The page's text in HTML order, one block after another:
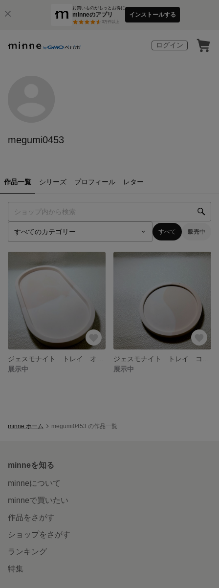
お買いものがもっとお得に
minneのアプリ
3万件以上
インストールする
ログイン
megumi0453
作品一覧 シリーズ プロフィール レター
すべて 販売中
展示中
展示中
minne ホーム megumi0453 の作品一覧
minneを知る
minneについて
minneで買いたい
作品をさがす
ショップをさがす
ランキング
特集